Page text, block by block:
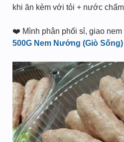
khi ăn kèm với tỏi + nước
❤️ Mình phân phối sỉ, giao nem
500G Nem Nướng (Giò